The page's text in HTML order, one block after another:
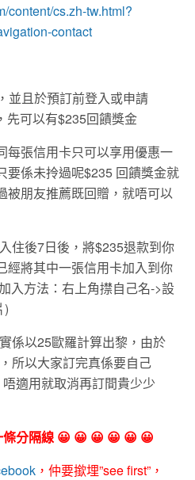
content/cs.zh-tw.html?
contact
並且於預訂前登入或申請
先可以有$235回饋獎金
每張信用卡只可以享用優惠一
要係未拎過呢$235 回饋獎金就
被朋友推薦既回贈，就唔可以
住後7日後，將$235退款到你
經將其中一張信用卡加入到你
入方法：右上角㩒自己名->設
)
係以25歐羅計算出黎，由於
所以大家訂完真係要自己
適用就取消再訂間貴少少
分隔線 😀 😀 😀 😀 😀 😀
，仲要撳埋”see first”，